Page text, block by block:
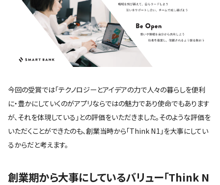
今回の受賞では「テクノロジーとアイデアの力で人々の暮らしを便利
に・豊かにしていくのがアプリならではの魅力であり使命でもあります
が、それを体現している」との評価をいただきました。そのような評価を
いただくことができたのも、創業当時から「Think N1」を大事にしてい
るからだと考えます。
創業期から大事にしているバリュー「Think N